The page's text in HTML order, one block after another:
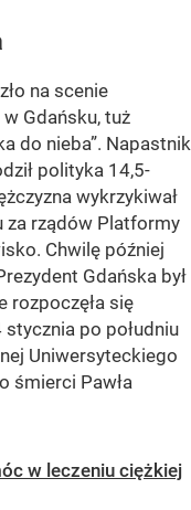
na scenie
Gdańsku, tuż
do nieba”. Napastnik
polityka 14,5-
wykrzykiwał
za rządów Platformy
Chwilę później
Gdańska był
rozpoczęła się
po południu
Uniwersyteckiego
śmierci Pawła
w leczeniu ciężkiej